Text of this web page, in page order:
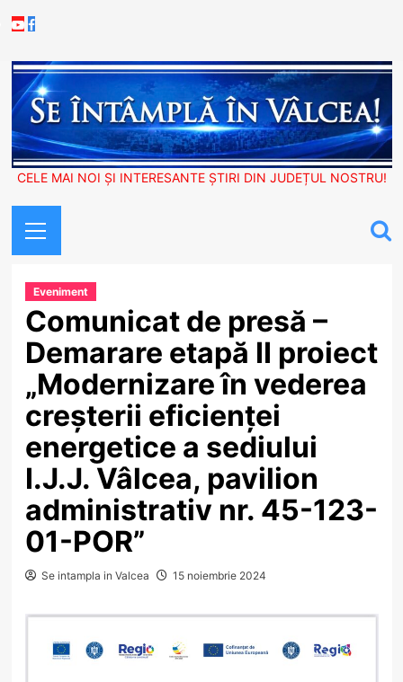
to
Youtube
Facebook
CELE MAI NOI ȘI INTERESANTE ȘTIRI DIN JUDEȚUL NOSTRU!
Menu
Eveniment
Comunicat de presă –
Demarare etapă II proiect
„Modernizare în vederea
creșterii eficienței
energetice a sediului
I.J.J. Vâlcea, pavilion
administrativ nr. 45-123-
01-POR”
Se intampla in Valcea 15 noiembrie 2024